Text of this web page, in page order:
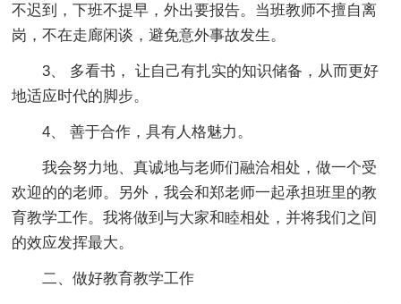
不迟到，下班不提早，外出要报告。当班教师不擅自离
岗，不在走廊闲谈，避免意外事故发生。
3、 多看书， 让自己有扎实的知识储备，从而更好
地适应时代的脚步。
4、 善于合作，具有人格魅力。
我会努力地、真诚地与老师们融洽相处，做一个受
欢迎的的老师。另外，我会和郑老师一起承担班里的教
育教学工作。我将做到与大家和睦相处，并将我们之间
的效应发挥最大。
二、做好教育教学工作